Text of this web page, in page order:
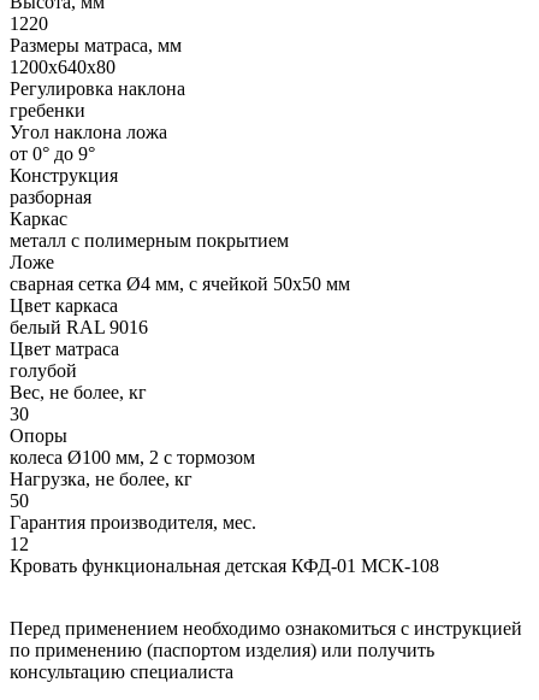
1220
Размеры матраса, мм
1200х640х80
Регулировка наклона
гребенки
Угол наклона ложа
от 0° до 9°
Конструкция
разборная
Каркас
металл с полимерным покрытием
Ложе
сварная сетка Ø4 мм, с ячейкой 50х50 мм
Цвет каркаса
белый RAL 9016
Цвет матраса
голубой
Вес, не более, кг
30
Опоры
колеса Ø100 мм, 2 с тормозом
Нагрузка, не более, кг
50
Гарантия производителя, мес.
12
Кровать функциональная детская КФД-01 МСК-108
Перед применением необходимо ознакомиться с инструкцией
по применению (паспортом изделия) или получить
консультацию специалиста